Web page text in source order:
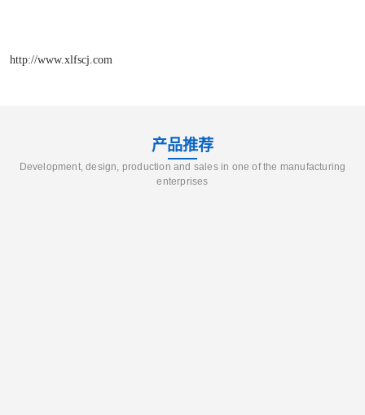
http://www.xlfscj.com
产品推荐
Development, design, production and sales in one of the manufacturing
enterprises